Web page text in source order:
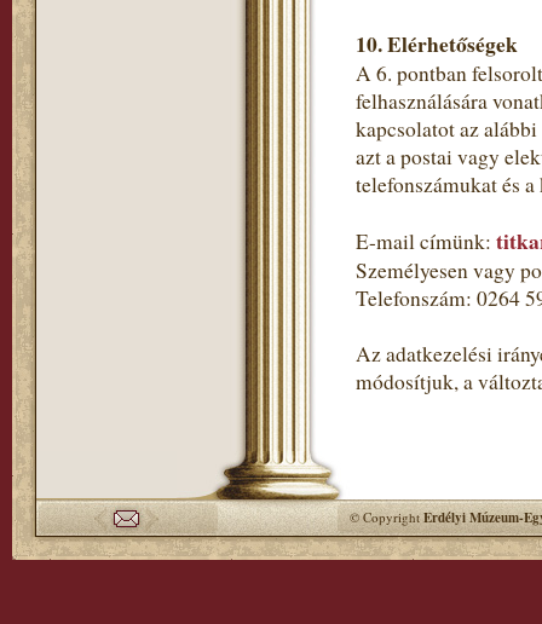
10. Elérhetőségek
A 6. pontban
felhasználására
kapcsolatot az
azt a postai vagy
telefonszámukat és
E-mail címünk:
Személyesen vagy
Telefonszám: 0264
Az adatkezelési
módosítjuk, a
© CopyrightErdélyi Múzeum-